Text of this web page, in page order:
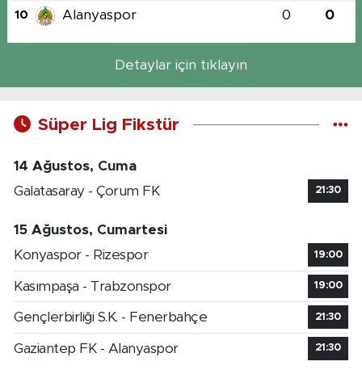
10 Alanyaspor 0 0
Detaylar için tıklayın
Süper Lig Fikstür
14 Ağustos, Cuma
Galatasaray - Çorum FK
21:30
15 Ağustos, Cumartesi
Konyaspor - Rizespor
19:00
Kasımpaşa - Trabzonspor 19:00
Gençlerbirliği S.K. - Fenerbahçe 21:30
Gaziantep FK - Alanyaspor 21:30